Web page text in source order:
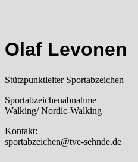
Olaf Levonen
Stützpunktleiter Sportabzeichen
Sportabzeichenabnahme
Walking/ Nordic-Walking
Kontakt:
sportabzeichen@tve-sehnde.de